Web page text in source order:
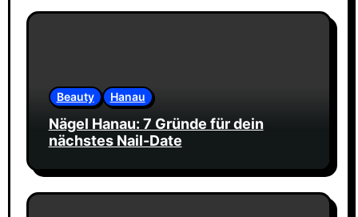
Beauty Hanau
Nägel Hanau: 7 Gründe für dein
nächstes Nail-Date